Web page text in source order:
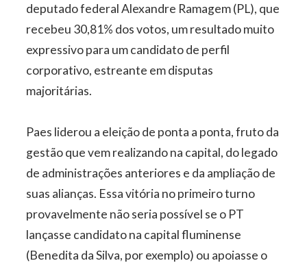
deputado federal Alexandre Ramagem (PL), que
recebeu 30,81% dos votos, um resultado muito
expressivo para um candidato de perfil
corporativo, estreante em disputas
majoritárias.
Paes liderou a eleição de ponta a ponta, fruto da
gestão que vem realizando na capital, do legado
de administrações anteriores e da ampliação de
suas alianças. Essa vitória no primeiro turno
provavelmente não seria possível se o PT
lançasse candidato na capital fluminense
(Benedita da Silva, por exemplo) ou apoiasse o